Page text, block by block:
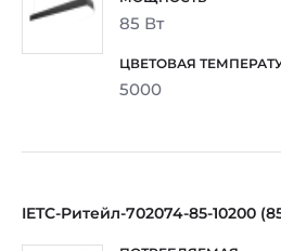
85 Вт
5000
IETC-Ритейл-702074-85-10200